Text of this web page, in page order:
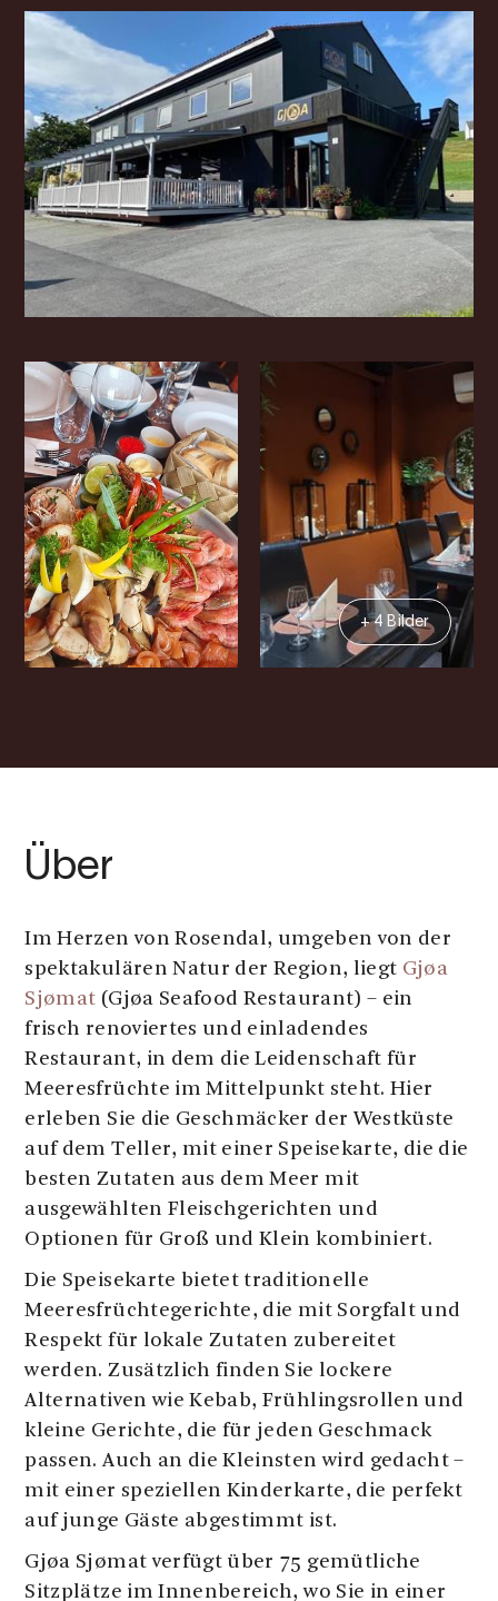
+ 4 Bilder
Über
Im Herzen von Rosendal, umgeben von der
spektakulären Natur der Region, liegt Gjøa
Sjømat (Gjøa Seafood Restaurant) – ein
frisch renoviertes und einladendes
Restaurant, in dem die Leidenschaft für
Meeresfrüchte im Mittelpunkt steht. Hier
erleben Sie die Geschmäcker der Westküste
auf dem Teller, mit einer Speisekarte, die die
besten Zutaten aus dem Meer mit
ausgewählten Fleischgerichten und
Optionen für Groß und Klein kombiniert.
Die Speisekarte bietet traditionelle
Meeresfrüchtegerichte, die mit Sorgfalt und
Respekt für lokale Zutaten zubereitet
werden. Zusätzlich finden Sie lockere
Alternativen wie Kebab, Frühlingsrollen und
kleine Gerichte, die für jeden Geschmack
passen. Auch an die Kleinsten wird gedacht –
mit einer speziellen Kinderkarte, die perfekt
auf junge Gäste abgestimmt ist.
Gjøa Sjømat verfügt über 75 gemütliche
Sitzplätze im Innenbereich, wo Sie in einer